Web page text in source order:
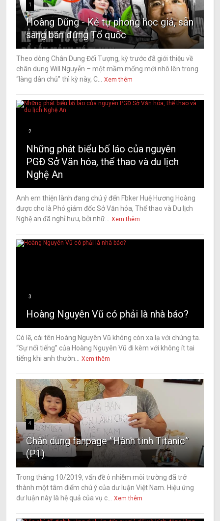
1
Hoàng Dũng - Kẻ tự phong học giả, sẵn
sàng bán đứng Tổ quốc
Theo dòng Chân Dung Đối Tượng, kỳ trước đã giới thiệu về
chân dung Will Nguyễn – một mầm mống mới nhô lên trong
“làng dân chủ” thì kỳ này, C...
Xem thêm
2
Những phát biểu bố láo của nguyên
PGĐ Sở Văn hóa, thể thao và du lịch
Nghệ An
Anh em thiện lành đang chú ý đến Fbker Huệ Hương Hoàng
được cho là Phó giám đốc Sở Văn hóa, Thể thao và Du lịch
Nghệ an đã nghỉ hưu, bởi nhữ...
Xem thêm
3
Hoàng Nguyên Vũ có phải là nhà báo?
Có lẽ, cái tên Hoàng Nguyên Vũ không còn xa lạ với chúng ta.
“Sự nổi tiếng” của Hoàng Nguyên Vũ đi kèm với không ít tai
tiếng khi anh thườn...
Xem thêm
4
Chân dung fanpage “Hành tinh Titanic”
(P1)
Trong tháng 10/2019, vấn đề ô nhiễm môi trường đã trở
thành một tâm điểm chú ý của dư luận Việt Nam. Hiệu ứng
dư luận này là hệ quả của vụ c...
Xem thêm